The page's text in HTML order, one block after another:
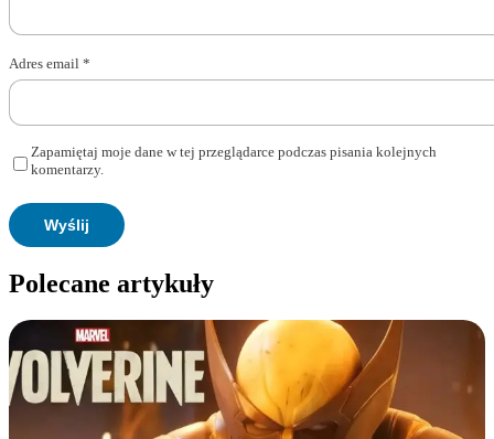
Adres email *
Zapamiętaj moje dane w tej przeglądarce podczas pisania kolejnych
komentarzy.
Polecane artykuły